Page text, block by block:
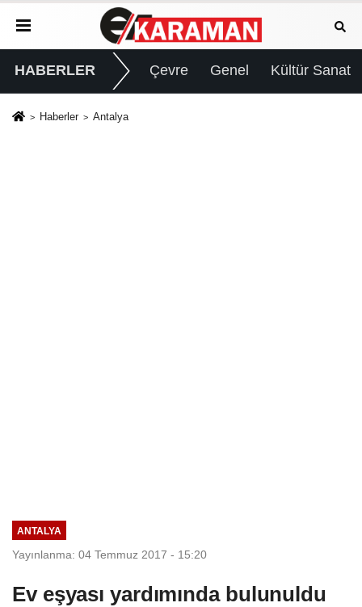
HABERLER Çevre Genel Kültür Sanat
Haberler Antalya
ANTALYA
Yayınlanma: 04 Temmuz 2017 - 15:20
Ev eşyası yardımında bulunuldu